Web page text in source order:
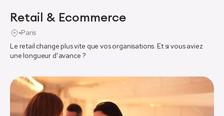
Orange
Décideurs
Un séjour qui me fait gagner du temps sur les choix
Retail & Ecommerce
Paris
Le retail change plus vite que vos organisations. Et si vous aviez
une longueur d’avance ?